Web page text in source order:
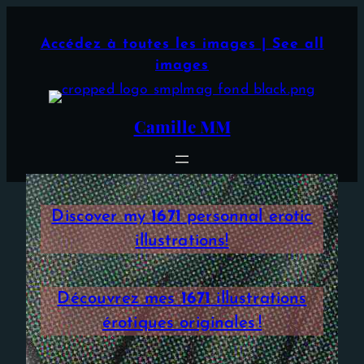
Accédez à toutes les images | See all
images
Camille MM
Discover my1671personnal erotic
illustrations!
Découvrez mes1671illustrations
érotiques originales !